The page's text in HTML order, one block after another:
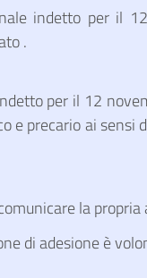
indetto per il
.
per il 12
e precario ai
la
di adesione è